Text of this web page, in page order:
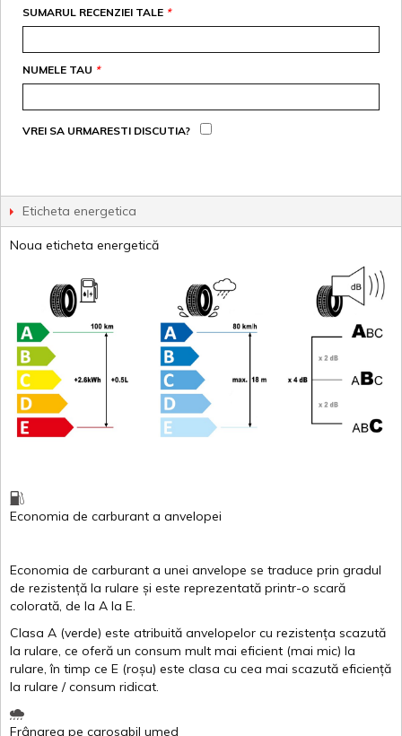
*
SUMARUL RECENZIEI TALE
*
NUMELE TAU
VREI SA URMARESTI DISCUTIA?
Eticheta energetica
Noua eticheta energetică
Economia de carburant a anvelopei
Economia de carburant a unei anvelope se traduce prin gradul
de rezistență la rulare și este reprezentată printr-o scară
colorată, de la A la E.
Clasa A (verde) este atribuită anvelopelor cu rezistența scazută
la rulare, ce oferă un consum mult mai eficient (mai mic) la
rulare,în timp ce E (roșu) este clasa cu cea mai scazută eficiență
la rulare /consum ridicat.
Frânarea pe carosabil umed